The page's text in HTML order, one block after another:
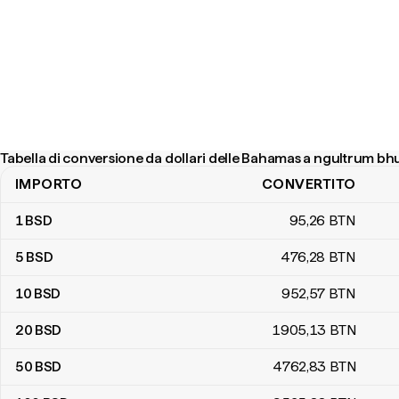
Tabella di conversione da dollari delle Bahamas a ngultrum
Tabella di conversione da dollari delle Bahamas a ngultrum
IMPORTO CONVERTITO
1BSD 95,26 BTN
5 BSD 476,28 BTN
10 BSD 952,57 BTN
20 BSD 1905,13 BTN
50 BSD 4762,83 BTN